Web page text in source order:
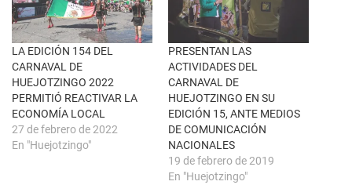
n
a
v
e
n
t
a
n
a
n
u
e
v
a
)
e
b
o
o
k
(
S
e
a
b
r
e
e
n
u
LA EDICIÓN 154 DEL
CARNAVAL DE
HUEJOTZINGO 2022
PERMITIÓ REACTIVAR LA
ECONOMÍA LOCAL
27 de febrero de 2022
En "Huejotzingo"
PRESENTAN LAS
ACTIVIDADES DEL
CARNAVAL DE
HUEJOTZINGO EN SU
EDICIÓN 15, ANTE MEDIOS
DE COMUNICACIÓN
NACIONALES
19 de febrero de 2019
En "Huejotzingo"